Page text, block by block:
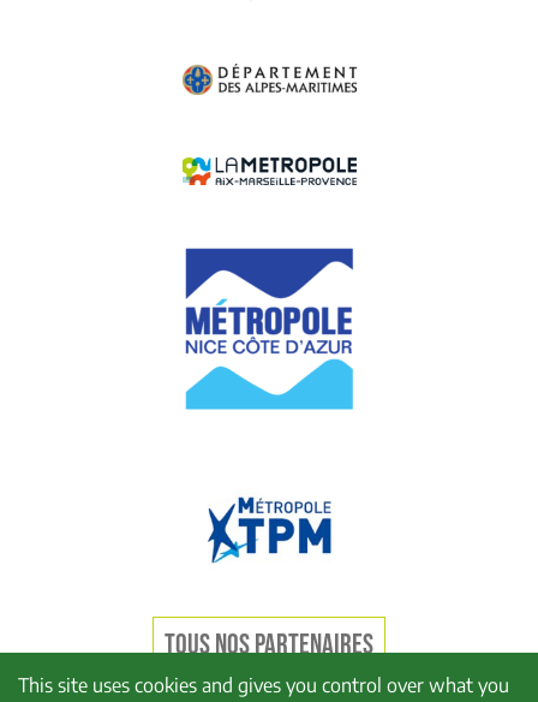
TOUS NOS PARTENAIRES
This site uses cookies and gives you control over what you